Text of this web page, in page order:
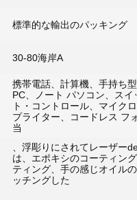
標準的な輸出のパッキング
30-80海岸A
携帯電話、計算機、手持ち型
PC、ノート パソコン、スイ
ト・コントロール、マイク
プライター、コードレス フ
当
、浮彫りにされてレーザー
は、エポキシのコーティン
ティング、手の感じオイル
ッチングした